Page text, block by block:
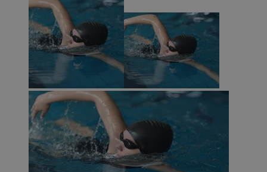
SessID wodzislaw.com.pl
MvSessID wodzislaw.com.pl
INGRESSCOOKIE
NGINX Inc.
bh.contextweb.com